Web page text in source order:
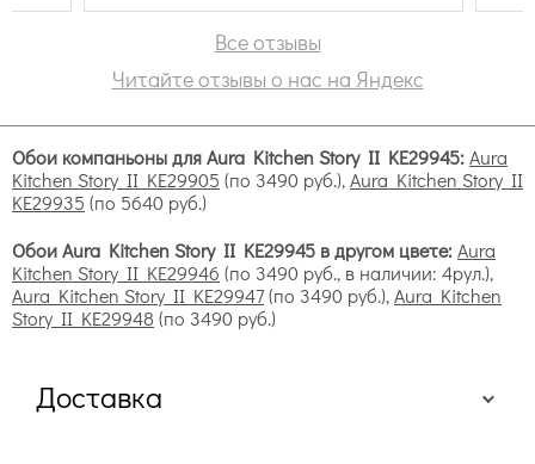
Все отзывы
Читайте отзывы о нас на Яндекс
Обои компаньоны для Aura Kitchen Story II KE29945:Aura
Kitchen Story II KE29905 (по 3490 руб.),Aura Kitchen Story II
KE29935 (по 5640 руб.)
Обои Aura Kitchen Story II KE29945 в другом цвете:Aura
Kitchen Story II KE29946 (по 3490 руб., в наличии: 4рул.),
Aura Kitchen Story II KE29947(по 3490 руб.),Aura Kitchen
Story II KE29948 (по 3490 руб.)
Доставка